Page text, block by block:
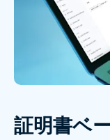
証明書ベ